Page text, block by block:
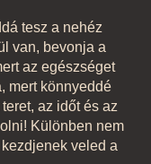
tesz a nehéz
van, bevonja a
az egészséget
mert könnyeddé
az időt és az
Különben nem
veled a